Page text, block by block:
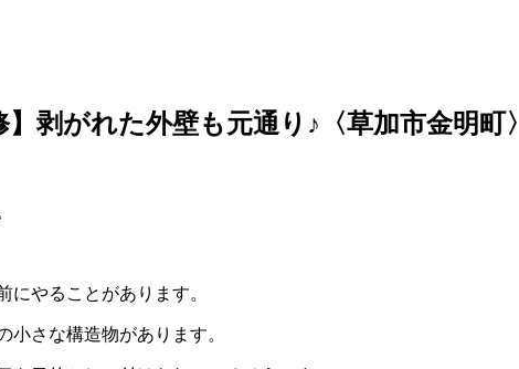
剥がれた外壁も元通り♪〈草加市金明町〉
やることがあります。
小さな構造物があります。